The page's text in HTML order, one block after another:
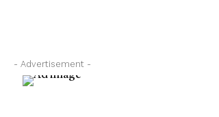
- Advertisement -